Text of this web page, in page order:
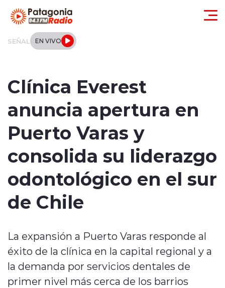
SEÑAL EN VIVO
Tendencias
Internacional
Deportes
Quienes Somos
Clínica Everest
anuncia apertura en
Puerto Varas y
consolida su liderazgo
odontológico en el sur
de Chile
La expansión a Puerto Varas responde al
éxito de la clínica en la capital regional y a
la demanda por servicios dentales de
primer nivel más cerca de los barrios